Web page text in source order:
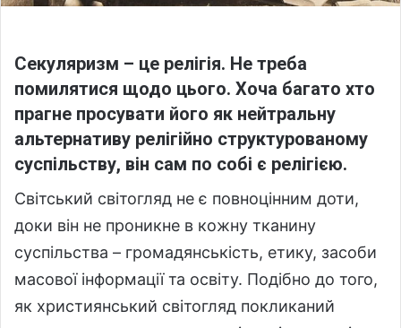
Секуляризм – це релігія. Не треба
помилятися щодо цього. Хоча багато хто
прагне просувати його як нейтральну
альтернативу релігійно структурованому
суспільству, він сам по собі є релігією.
Світський світогляд не є повноцінним доти,
доки він не проникне в кожну тканину
суспільства – громадянськість, етику, засоби
масової інформації та освіту. Подібно до того,
як християнський світогляд покликаний